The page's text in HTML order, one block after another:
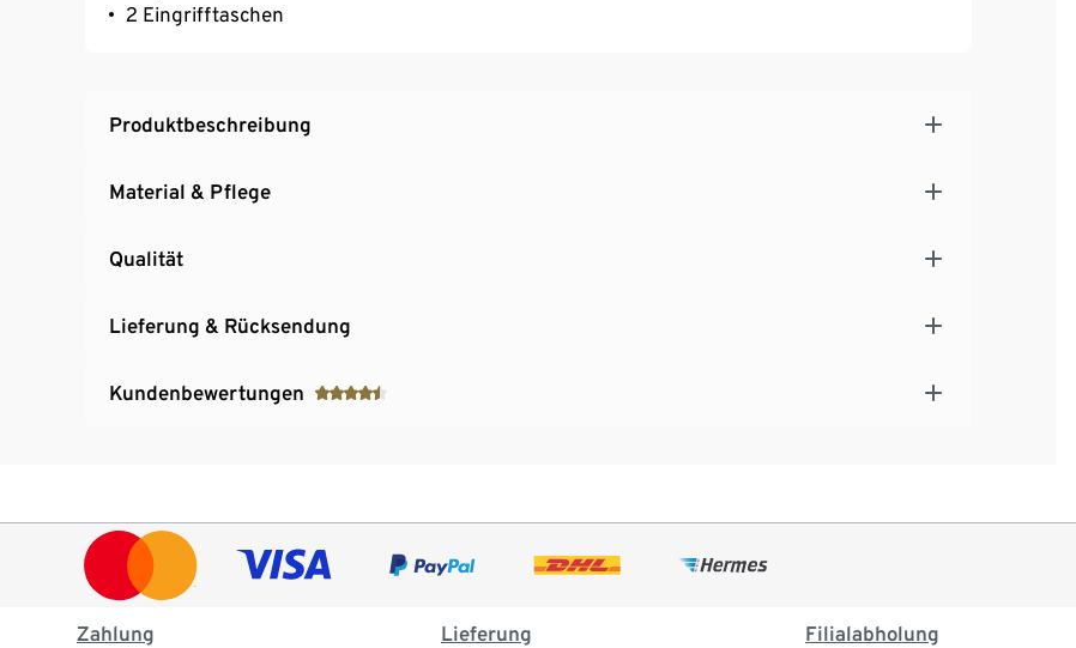
2 Eingrifftaschen
Produktbeschreibung
Material & Pflege
Qualität
Lieferung & Rücksendung
Kundenbewertungen
Zahlung Lieferung Filialabholung